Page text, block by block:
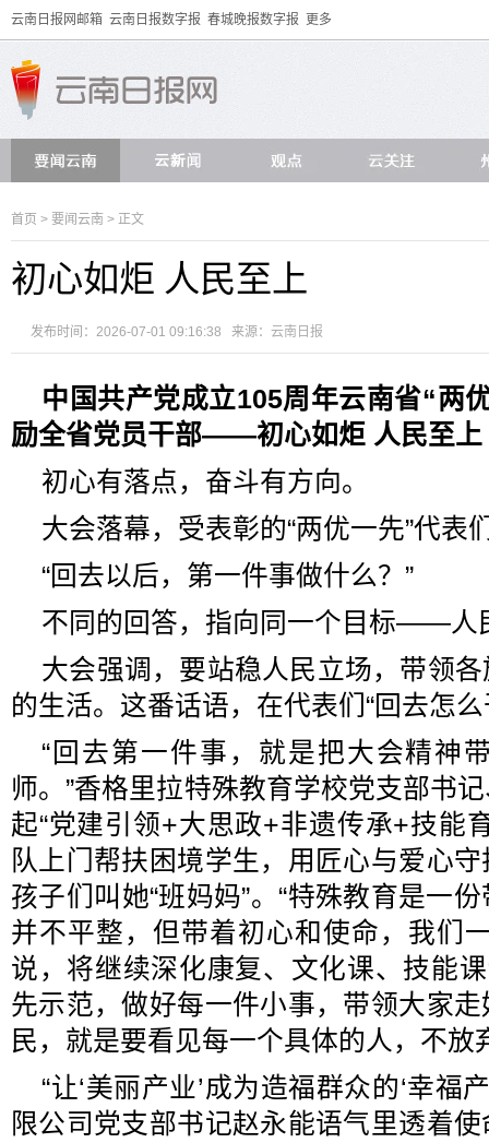
云南日报网邮箱 云南日报数字报 春城晚报数字报 更多
首页 > 要闻云南 > 正文
初心如炬 人民至上
发布时间：2026-07-01 09:16:38 来源： 云南日报
中国共产党成立105周年云南省“两
励全省党员干部——初心如炬 人民至上
初心有落点，奋斗有方向。
大会落幕，受表彰的“两优一先”代表
“回去以后，第一件事做什么？”
不同的回答，指向同一个目标——人
大会强调，要站稳人民立场，带领
的生活。这番话语，在代表们“回去怎
“回去第一件事，就是把大会精神
师。”香格里拉特殊教育学校党支部书
起“党建引领+大思政+非遗传承+技能
队上门帮扶困境学生，用匠心与爱心
孩子们叫她“班妈妈”。“特殊教育是一
并不平整，但带着初心和使命，我们
说，将继续深化康复、文化课、技能
先示范，做好每一件小事，带领大家
民，就是要看见每一个具体的人，不放
“让‘美丽产业’成为造福群众的‘幸福
限公司党支部书记赵永能语气里透着